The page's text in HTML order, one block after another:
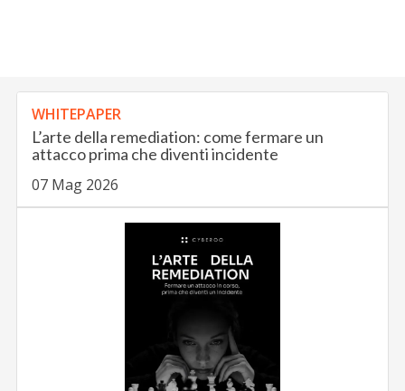
WHITEPAPER
L’arte della remediation: come fermare un
attacco prima che diventi incidente
07 Mag 2026